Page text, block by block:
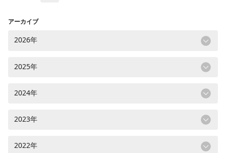
アーカイブ
2026年
2025年
2024年
2023年
2022年